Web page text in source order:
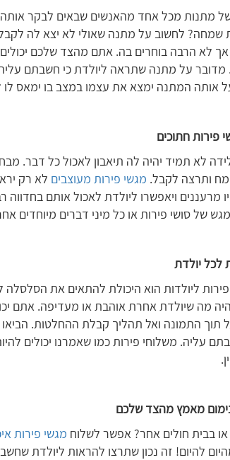
מתנות מכל אחד מהאנשים שבאים לבקר
שמחה? לחשוב על מתנה שאולי לא יצא לה
לא הרבה בוחרים בה. אתם מהצד שלכם
על מתנה שתראה ליולדת כי חשבתם
על אותה המתנה ימצא את עצמו במצב בו ימאס
פירות חתוכים
לא תמיד יהיה לה תיאבון לאכול כל דבר.
ותרצה לקבל. מגשי פירות מעוצבים לא רק
מרעננים ויאפשרו ליולדת לאכול אותם
של סושי פירות או כל מיני דברים מיוחדים
לכל יולדת
ליולדות הוא היכולת להתאים את
מה שיולדת אחרת אוהבת או מעדיפה. אתם
תוך התמונה ואל תהליך קבלת ההחלטות.
עליה. משלוחי פירות כמו שאמרנו יכולים
מאמץ מהצד שלכם
בבית חולים אחר? אפשר לשלוח מגשי פירות
להיום! זה נכון שתרצו להראות ליולדת